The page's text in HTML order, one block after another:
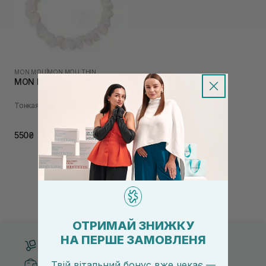
MON MOU|MON MOU THIN
MON MOU Thin White
Тонкая шелковая резинка
550₴
Бесплатная доставка от 3000 UAH
ОТРИМАЙ ЗНИЖКУ
НА ПЕРШЕ ЗАМОВЛЕНЯ